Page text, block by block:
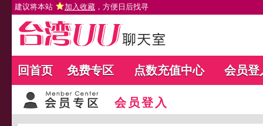
建议将本站 加入收藏 ，方便日后找寻
回首页 免费专区 点数充值中心 会员登
会员登入